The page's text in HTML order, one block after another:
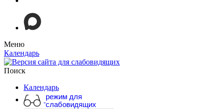
Меню
Календарь
Поиск
Календарь
режим для
слабовидящих